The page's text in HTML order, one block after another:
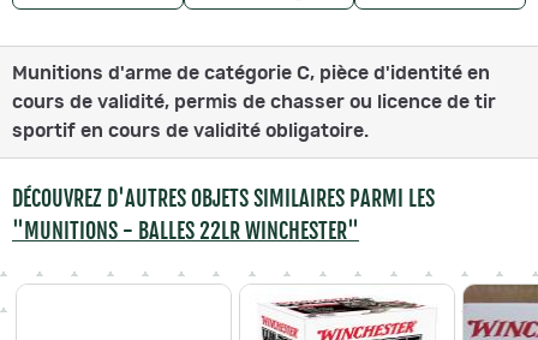
Munitions d'arme de catégorie C, pièce d'identité en
cours de validité, permis de chasser ou licence de tir
sportif en cours de validité obligatoire.
DÉCOUVREZ D'AUTRES OBJETS SIMILAIRES PARMI LES
"MUNITIONS - BALLES 22LR WINCHESTER"